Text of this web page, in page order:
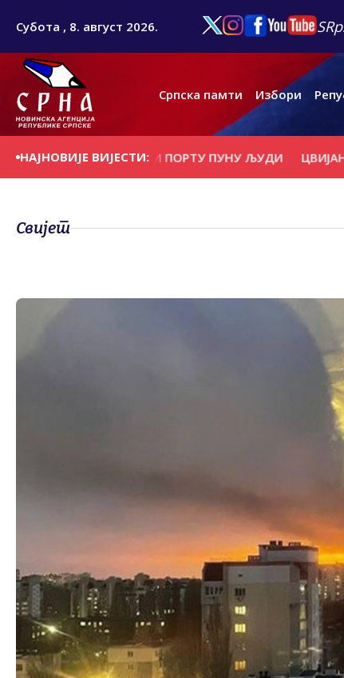
Субота , 8. август 2026.
Српска памти Избори
НАЈНОВИЈЕ ВИЈЕСТИ:
РАДОСТ ВИДЈЕТИ ПОРТУ ПУНУ ЉУДИ ЦВИЈАНОВИЋ:
Свијет